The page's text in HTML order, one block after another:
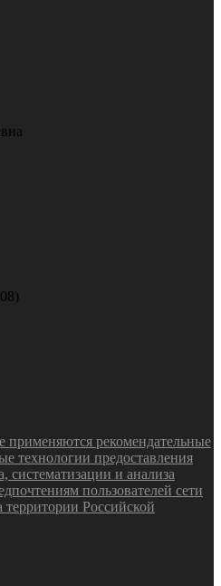
рекомендательные
технологии предоставления
систематизации и анализа
пользователей сети
Российской